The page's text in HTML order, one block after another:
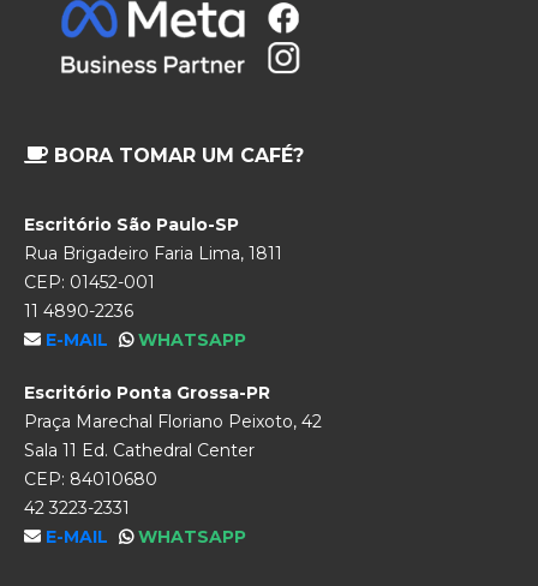
BORA TOMAR UM CAFÉ?
Escritório São Paulo-SP
Rua Brigadeiro Faria Lima, 1811
CEP: 01452-001
11 4890-2236
E-MAIL
WHATSAPP
Escritório Ponta Grossa-PR
Praça Marechal Floriano Peixoto, 42
Sala 11 Ed. Cathedral Center
CEP: 84010680
42 3223-2331
E-MAIL
WHATSAPP